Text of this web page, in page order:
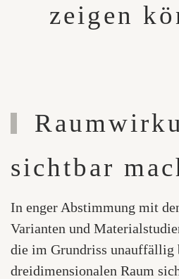
zeigen
sichtbar
In enger Abstimmung mit
Varianten und
die im Grundriss unauffällig
dreidimensionalen Raum